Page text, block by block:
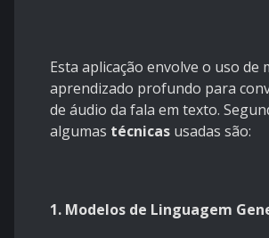
Esta aplicação envolve o uso de
aprendizado profundo para
de áudio da fala em texto.
algumas técnicas usadas são:
1. Modelos de Linguagem